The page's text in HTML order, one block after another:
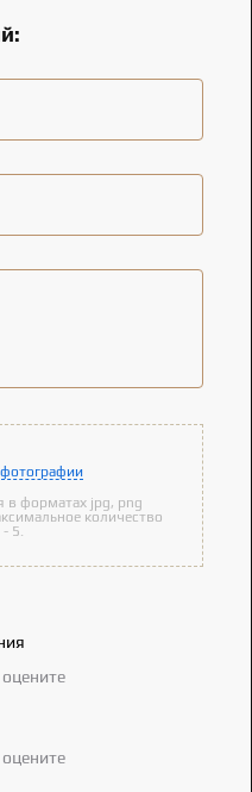
в форматах jpg, png
количество
5.